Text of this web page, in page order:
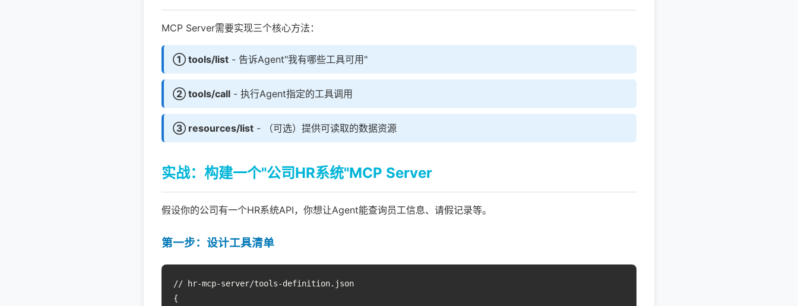
MCP Server需要实现三个核心方法：
① tools/list - 告诉Agent"我有哪些工具可用"
② tools/call - 执行Agent指定的工具调用
③ resources/list - （可选）提供可读取的数据资源
实战：构建一个"公司HR系统"MCP Server
假设你的公司有一个HR系统API，你想让Agent能查询员工信息、请假记录等。
第一步：设计工具清单
// hr-mcp-server/tools-definition.json
{